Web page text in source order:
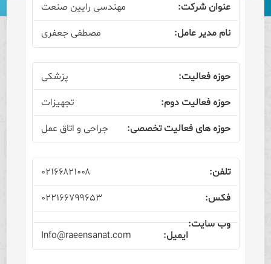
مهندسی رایین صنعت
مصطفی جعفری
پزشکی
تجهیزات
جراحی و اتاق عمل
۰۲۱۶۶۸۲۱۰۰۸
۰۲۲۱۶۶۷۹۹۶۵۳
Info@raeensanat.com